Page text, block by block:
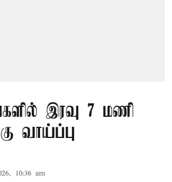
இரவு 7 மணி
வாய்ப்பு
10:36 am